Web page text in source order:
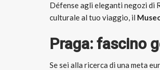
Défense agli eleganti negozi di
culturale al tuo viaggio, il
Praga: fascino
Se sei alla ricerca di una meta